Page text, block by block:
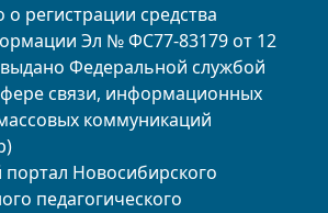
о регистрации средства
Эл № ФС77-83179 от 12
Федеральной службой
связи, информационных
коммуникаций
Новосибирского
педагогического